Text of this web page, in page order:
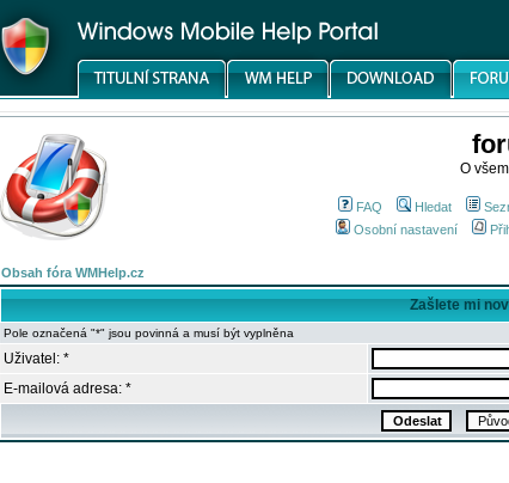
O
FAQ Hledat
Osobní nastavení
Obsah fóra WMHelp.cz
Zašlete mi
Pole označená "*" jsou povinná a musí být vyplněna
Uživatel: *
E-mailová adresa: *